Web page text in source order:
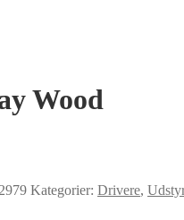
Wood
Kategorier: Drivere,